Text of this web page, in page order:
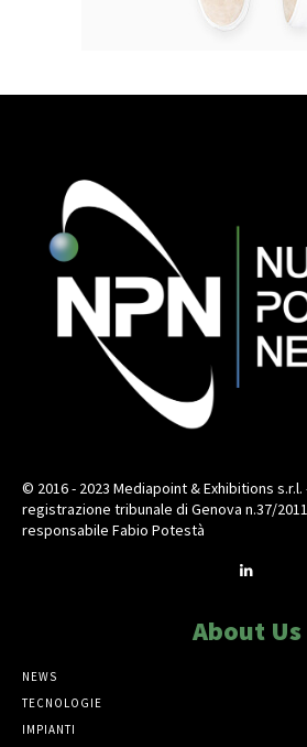
© 2016 - 2023 Mediapoint & Exhibitions s.r.l.
registrazione tribunale di Genova n.37/
responsabile Fabio Potestà
About Us
NEWS
TECNOLOGIE
IMPIANTI